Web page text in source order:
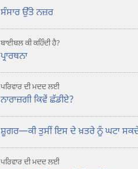
ਸੰਸਾਰ ਉੱਤੇ ਨਜ਼ਰ
ਬਾਈਬਲ ਕੀ ਕਹਿੰਦੀ ਹੈ?
ਪ੍ਰਾਰਥਨਾ
ਪਰਿਵਾਰ ਦੀ ਮਦਦ ਲਈ
ਨਾਰਾਜ਼ਗੀ ਕਿਵੇਂ ਛੱਡੀਏ?
ਸ਼ੂਗਰ​—⁠ਕੀ ਤੁਸੀਂ ਇਸ ਦੇ ਖ਼ਤਰੇ ਨੂੰ ਘਟਾ
ਪਰਿਵਾਰ ਦੀ ਮਦਦ ਲਈ